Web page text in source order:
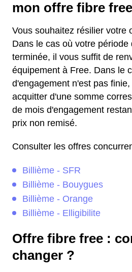
mon offre fibre
Vous souhaitez résilier votre
Dans le cas où votre période
terminée, il vous suffit de
équipement à Free. Dans le
d'engagement n'est pas
acquitter d'une somme
de mois d'engagement
prix non remisé.
Consulter les offres
Billième - SFR
Billième - Bouygues
Billième - Orange
Billième - Elligibilite
Offre fibre free :
changer ?